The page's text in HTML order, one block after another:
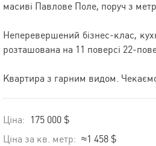
масиві Павлове Поле, поруч з
Неперевершений бізнес-клас,
розташована на 11 поверсі 22-
Квартира з гарним видом.
Ціна:
175 000 $
Ціна за кв. метр: ≈1 458 $